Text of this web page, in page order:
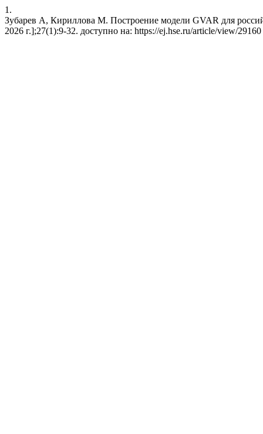
1.
Зубарев А, Кириллова М. Построение модели GVAR для
2026 г.];27(1):9-32. доступно на: https://ej.hse.ru/article/view/29160